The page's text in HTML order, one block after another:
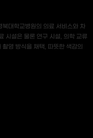
대학교병원의 의료 서비스와 차
시설은 물론 연구 시설, 의학 교류
영 방식을 채택, 따뜻한 색감의